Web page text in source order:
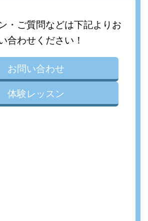
・ご質問などは下記よりお
合わせください！
お問い合わせ
体験レッスン